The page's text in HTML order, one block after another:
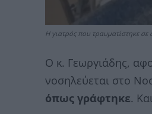
Η γιατρός που τραυματίστηκε
Ο κ. Γεωργιάδης,
νοσηλεύεται στο
όπως γράφτηκε.